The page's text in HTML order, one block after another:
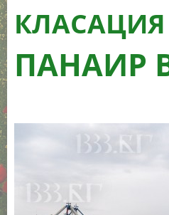
КЛАСАЦИЯ
ПАНАИР